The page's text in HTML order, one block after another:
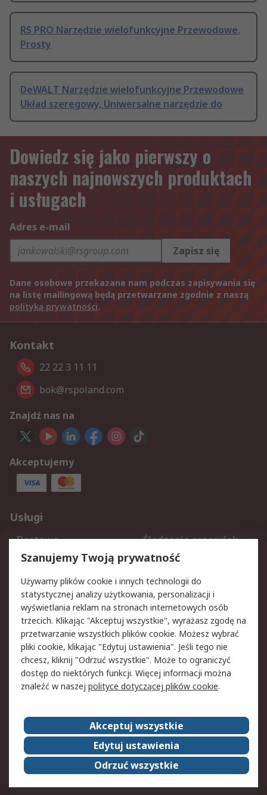
RS PRO Narzędzie wielofunkcyjne Przewodowe,
Prosty
DeWALT Narzędzie wielofunkcyjne Przewodowe
Układ szeregowy, Uniwersalne narzędzie do
Dowiedz się jako pierwszy o
naszych najnowszych produktach
i usługach
Adres e-mail
Zapisz się
Dane osobowe przekazane nam podczas zapisywania się
na listę mailingową będą przetwarzane zgodnie z naszą
polityką prywatności.
Kontakt
22 22 3 11 11
bok@rspoland.com
Znajdź nas na
Akceptujemy
Usługi
Dostawa
Śledzenie przesyłek
Reklamacje i zwroty
Rejestracja
Aspekty prawne
Bezpieczeństwo e-
maila
Polityka dotycząca
plików cookie
Polityka prywatności
Użytkowanie witryny
Zastrzeżenia prawne
Warunki Sprzedaży
Kontakt
O firmie RS
RS na świecie
Kariera
Nagrody dla RS
ESG
Szanujemy Twoją prywatność
Używamy plików cookie i innych technologii do
statystycznej analizy użytkowania, personalizacji i
wyświetlania reklam na stronach internetowych osób
trzecich. Klikając "Akceptuj wszystkie", wyrażasz zgodę na
przetwarzanie wszystkich plików cookie. Możesz wybrać
pliki cookie, klikając "Edytuj ustawienia". Jeśli tego nie
chcesz, kliknij "Odrzuć wszystkie". Może to ograniczyć
dostęp do niektórych funkcji. Więcej informacji można
znaleźć w naszej polityce dotyczącej plików cookie.
Akceptuj wszystkie
Edytuj ustawienia
Odrzuć wszystkie